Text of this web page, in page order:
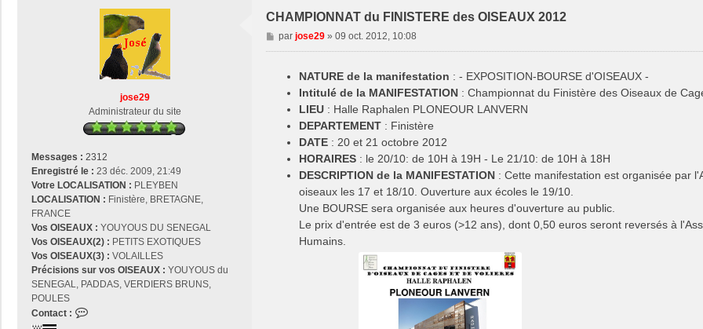
jose29
Administrateur du site
Messages : 2312
Enregistré le : 23 déc. 2009, 21:49
Votre LOCALISATION : PLEYBEN
LOCALISATION : Finistère, BRETAGNE,
FRANCE
Vos OISEAUX : YOUYOUS DU SENEGAL
Vos OISEAUX(2) : PETITS EXOTIQUES
Vos OISEAUX(3) : VOLAILLES
Précisions sur vos OISEAUX : YOUYOUS du
SENEGAL, PADDAS, VERDIERS BRUNS,
POULES
Contact :
CHAMPIONNAT du FINISTERE des OISEAUX 2012
M
e
par jose29» 09 oct. 2012, 10:08
NATURE de la manifestation : - EXPOSITION-BOURSE d'OISEAUX -
Intitulé de la MANIFESTATION : Championnat du Finistère des Oiseaux de
LIEU : Halle Raphalen PLONEOUR LANVERN
DEPARTEMENT : Finistère
DATE : 20 et 21 octobre 2012
HORAIRES : le 20/10: de 10H à 19H - Le 21/10: de 10H à 18H
DESCRIPTION de la MANIFESTATION : Cette manifestation est organisée par
oiseaux les 17 et 18/10. Ouverture aux écoles le 19/10.
Une BOURSE sera organisée aux heures d'ouverture au public.
Le prix d'entrée est de 3 euros (>12 ans), dont 0,50 euros seront reversés à
Humains.